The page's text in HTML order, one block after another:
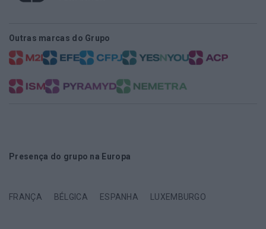
Outras marcas do Grupo
Presença do grupo na Europa
FRANÇA BÉLGICA ESPANHA LUXEMBURGO